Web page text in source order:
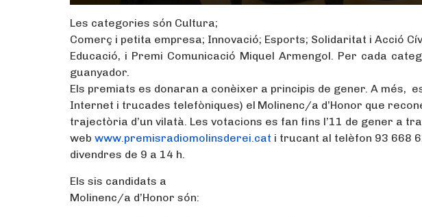
Les categories són Cultura;
Comerç i petita empresa; Innovació; Esports; Solidaritat i Acció
Educació, i Premi Comunicació Miquel Armengol. Per cada
guanyador.
Els premiats es donaran a conèixer a principis de gener. A més,
Internet i trucades telefòniques) el Molinenc/a d’Honor que
trajectòria d’un vilatà. Les votacions es fan fins l’11 de gener a
web www.premisradiomolinsderei.cat i trucant al telèfon 93 668
divendres de 9 a 14 h.
Els sis candidats a
Molinenc/a d’Honor són: